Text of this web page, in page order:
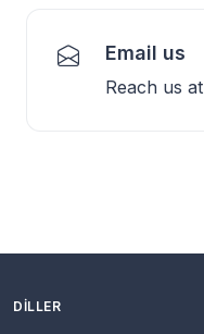
Email us
Reach us at
DILLER